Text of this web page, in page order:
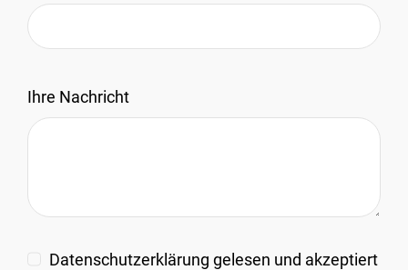
Ihre Nachricht
Datenschutzerklärung gelesen und akzeptiert